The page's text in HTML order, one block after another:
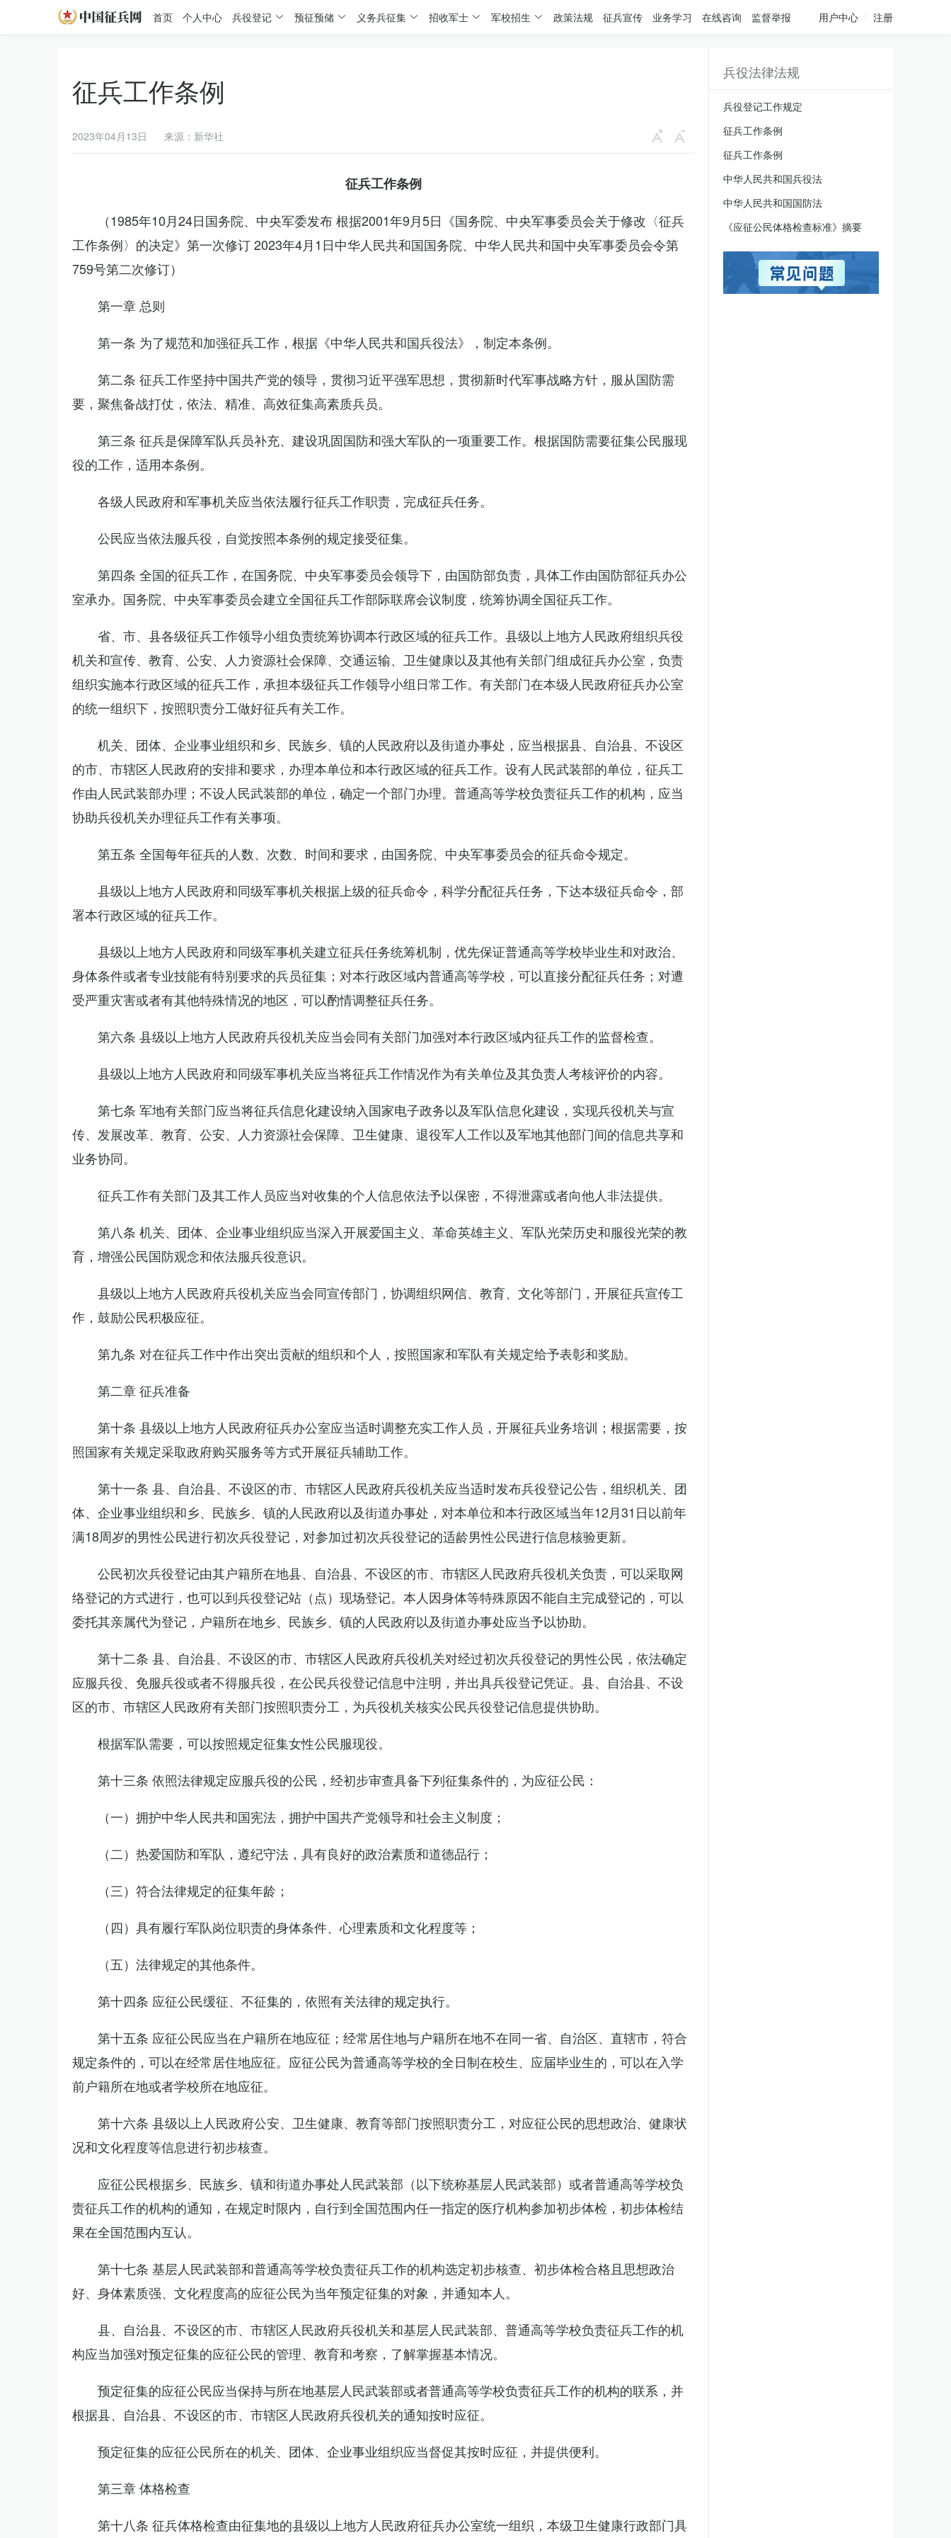
首页 个人中心 兵役登记 预征预储 义务兵征集 招收军士 军校招生 政策法规 征兵宣传 业务学习 在线咨询 监督举报 用户中心 注册
征兵工作条例
2023年04月13日 来源：新华社
征兵工作条例
（1985年10月24日国务院、中央军委发布 根据2001年9月5日《国务院、中央军事委员会关于修改〈征兵
工作条例〉的决定》第一次修订 2023年4月1日中华人民共和国国务院、中华人民共和国中央军事委员会令第
759号第二次修订）
第一章 总则
第一条 为了规范和加强征兵工作，根据《中华人民共和国兵役法》，制定本条例。
第二条 征兵工作坚持中国共产党的领导，贯彻习近平强军思想，贯彻新时代军事战略方针，服从国防需
要，聚焦备战打仗，依法、精准、高效征集高素质兵员。
第三条 征兵是保障军队兵员补充、建设巩固国防和强大军队的一项重要工作。根据国防需要征集公民服现
役的工作，适用本条例。
各级人民政府和军事机关应当依法履行征兵工作职责，完成征兵任务。
公民应当依法服兵役，自觉按照本条例的规定接受征集。
第四条 全国的征兵工作，在国务院、中央军事委员会领导下，由国防部负责，具体工作由国防部征兵办公
室承办。国务院、中央军事委员会建立全国征兵工作部际联席会议制度，统筹协调全国征兵工作。
省、市、县各级征兵工作领导小组负责统筹协调本行政区域的征兵工作。县级以上地方人民政府组织兵役
机关和宣传、教育、公安、人力资源社会保障、交通运输、卫生健康以及其他有关部门组成征兵办公室，负责
组织实施本行政区域的征兵工作，承担本级征兵工作领导小组日常工作。有关部门在本级人民政府征兵办公室
的统一组织下，按照职责分工做好征兵有关工作。
机关、团体、企业事业组织和乡、民族乡、镇的人民政府以及街道办事处，应当根据县、自治县、不设区
的市、市辖区人民政府的安排和要求，办理本单位和本行政区域的征兵工作。设有人民武装部的单位，征兵工
作由人民武装部办理；不设人民武装部的单位，确定一个部门办理。普通高等学校负责征兵工作的机构，应当
协助兵役机关办理征兵工作有关事项。
第五条 全国每年征兵的人数、次数、时间和要求，由国务院、中央军事委员会的征兵命令规定。
县级以上地方人民政府和同级军事机关根据上级的征兵命令，科学分配征兵任务，下达本级征兵命令，部
署本行政区域的征兵工作。
县级以上地方人民政府和同级军事机关建立征兵任务统筹机制，优先保证普通高等学校毕业生和对政治、
身体条件或者专业技能有特别要求的兵员征集；对本行政区域内普通高等学校，可以直接分配征兵任务；对遭
受严重灾害或者有其他特殊情况的地区，可以酌情调整征兵任务。
第六条 县级以上地方人民政府兵役机关应当会同有关部门加强对本行政区域内征兵工作的监督检查。
县级以上地方人民政府和同级军事机关应当将征兵工作情况作为有关单位及其负责人考核评价的内容。
第七条 军地有关部门应当将征兵信息化建设纳入国家电子政务以及军队信息化建设，实现兵役机关与宣
传、发展改革、教育、公安、人力资源社会保障、卫生健康、退役军人工作以及军地其他部门间的信息共享和
业务协同。
征兵工作有关部门及其工作人员应当对收集的个人信息依法予以保密，不得泄露或者向他人非法提供。
第八条 机关、团体、企业事业组织应当深入开展爱国主义、革命英雄主义、军队光荣历史和服役光荣的教
育，增强公民国防观念和依法服兵役意识。
县级以上地方人民政府兵役机关应当会同宣传部门，协调组织网信、教育、文化等部门，开展征兵宣传工
作，鼓励公民积极应征。
第九条 对在征兵工作中作出突出贡献的组织和个人，按照国家和军队有关规定给予表彰和奖励。
第二章 征兵准备
第十条 县级以上地方人民政府征兵办公室应当适时调整充实工作人员，开展征兵业务培训；根据需要，按
照国家有关规定采取政府购买服务等方式开展征兵辅助工作。
第十一条 县、自治县、不设区的市、市辖区人民政府兵役机关应当适时发布兵役登记公告，组织机关、团
体、企业事业组织和乡、民族乡、镇的人民政府以及街道办事处，对本单位和本行政区域当年12月31日以前年
满18周岁的男性公民进行初次兵役登记，对参加过初次兵役登记的适龄男性公民进行信息核验更新。
公民初次兵役登记由其户籍所在地县、自治县、不设区的市、市辖区人民政府兵役机关负责，可以采取网
络登记的方式进行，也可以到兵役登记站（点）现场登记。本人因身体等特殊原因不能自主完成登记的，可以
委托其亲属代为登记，户籍所在地乡、民族乡、镇的人民政府以及街道办事处应当予以协助。
第十二条 县、自治县、不设区的市、市辖区人民政府兵役机关对经过初次兵役登记的男性公民，依法确定
应服兵役、免服兵役或者不得服兵役，在公民兵役登记信息中注明，并出具兵役登记凭证。县、自治县、不设
区的市、市辖区人民政府有关部门按照职责分工，为兵役机关核实公民兵役登记信息提供协助。
根据军队需要，可以按照规定征集女性公民服现役。
第十三条 依照法律规定应服兵役的公民，经初步审查具备下列征集条件的，为应征公民：
（一）拥护中华人民共和国宪法，拥护中国共产党领导和社会主义制度；
（二）热爱国防和军队，遵纪守法，具有良好的政治素质和道德品行；
（三）符合法律规定的征集年龄；
（四）具有履行军队岗位职责的身体条件、心理素质和文化程度等；
（五）法律规定的其他条件。
第十四条 应征公民缓征、不征集的，依照有关法律的规定执行。
第十五条 应征公民应当在户籍所在地应征；经常居住地与户籍所在地不在同一省、自治区、直辖市，符合
规定条件的，可以在经常居住地应征。应征公民为普通高等学校的全日制在校生、应届毕业生的，可以在入学
前户籍所在地或者学校所在地应征。
第十六条 县级以上人民政府公安、卫生健康、教育等部门按照职责分工，对应征公民的思想政治、健康状
况和文化程度等信息进行初步核查。
应征公民根据乡、民族乡、镇和街道办事处人民武装部（以下统称基层人民武装部）或者普通高等学校负
责征兵工作的机构的通知，在规定时限内，自行到全国范围内任一指定的医疗机构参加初步体检，初步体检结
果在全国范围内互认。
第十七条 基层人民武装部和普通高等学校负责征兵工作的机构选定初步核查、初步体检合格且思想政治
好、身体素质强、文化程度高的应征公民为当年预定征集的对象，并通知本人。
县、自治县、不设区的市、市辖区人民政府兵役机关和基层人民武装部、普通高等学校负责征兵工作的机
构应当加强对预定征集的应征公民的管理、教育和考察，了解掌握基本情况。
预定征集的应征公民应当保持与所在地基层人民武装部或者普通高等学校负责征兵工作的机构的联系，并
根据县、自治县、不设区的市、市辖区人民政府兵役机关的通知按时应征。
预定征集的应征公民所在的机关、团体、企业事业组织应当督促其按时应征，并提供便利。
第三章 体格检查
第十八条 征兵体格检查由征集地的县级以上地方人民政府征兵办公室统一组织，本级卫生健康行政部门具
兵役法律法规
兵役登记工作规定
征兵工作条例
征兵工作条例
中华人民共和国兵役法
中华人民共和国国防法
《应征公民体格检查标准》摘要